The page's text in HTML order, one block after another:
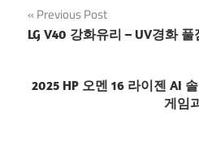
글
탐
색
Previous Post
LG V40 강화유리 – UV경화
2025 HP 오멘 16 라이젠 AI
게임